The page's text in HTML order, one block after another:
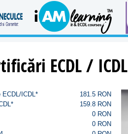
ECDL / ICDL
ECDL/ICDL*
181.5 RON
159.8 RON
0 RON
0 RON